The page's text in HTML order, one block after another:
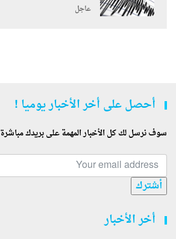
عاجل
أحصل على أخر الأخبار يوميا !
سوف نرسل لك كل الأخبار المهمة على بريدك مباشرة
أشترك
أخر الأخبار